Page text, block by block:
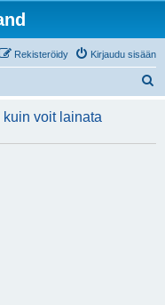
Kirjaudu sisään
Rekisteröidy
i
voit lainata